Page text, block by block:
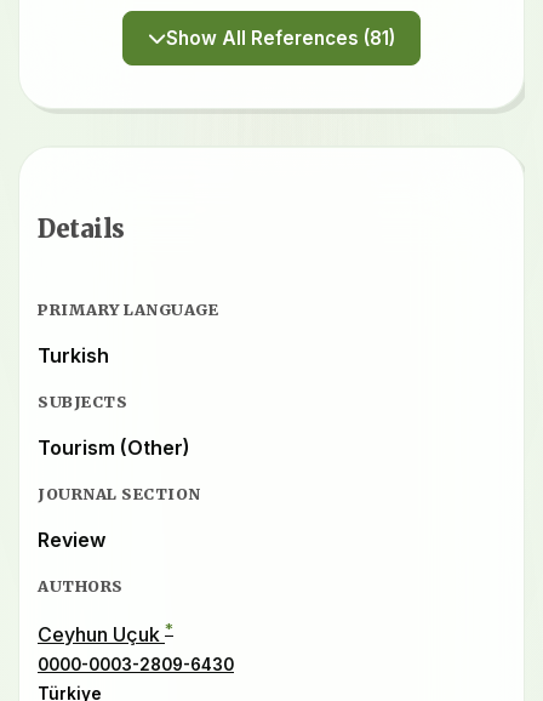
Show All References (81)
Details
PRIMARY LANGUAGE
Turkish
SUBJECTS
Tourism (Other)
JOURNAL SECTION
Review
AUTHORS
Ceyhun Uçuk *
0000-0003-2809-6430
Türkiye